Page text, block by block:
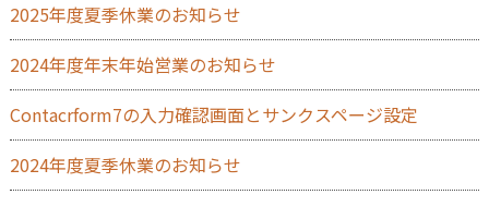
2025年度夏季休業のお知らせ
2024年度年末年始営業のお知らせ
Contacrform7の入力確認画面とサンクスページ設定
2024年度夏季休業のお知らせ